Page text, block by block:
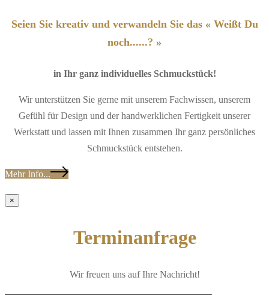
Seien Sie kreativ und verwandeln Sie das « Weißt Du
noch......? »
in Ihr ganz individuelles Schmuckstück!
Wir unterstützen Sie gerne mit unserem Fachwissen, unserem
Gefühl für Design und der handwerklichen Fertigkeit unserer
Werkstatt und lassen mit Ihnen zusammen Ihr ganz persönliches
Schmuckstück entstehen.
Mehr Info...
×
Terminanfrage
Wir freuen uns auf Ihre Nachricht!